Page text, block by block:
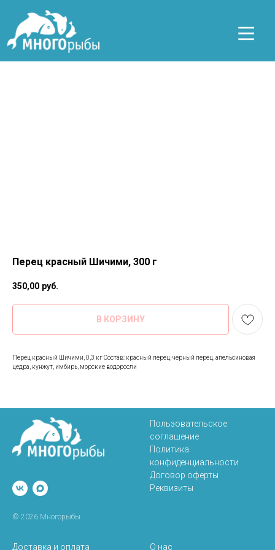
Перец красный Шичими, 300 г
350,00 руб.
В КОРЗИНУ
Перец красный Шичими, 0,3 кг Состав: красный перец, черный перец, апельсиновая
цедра, кунжут, имбирь, морские водоросли
© 2026 Многорыбы
Пользовательское
соглашение
Политика
конфиденциальности
Договор оферты
Реквизиты
Доставка и оплата О нас